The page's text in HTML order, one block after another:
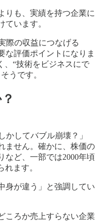
りも、実績を持つ企業に
ています。
際の収益につなげる
な評価ポイントになりま
、“技術をビジネスにで
うです。
してバブル崩壊？」
ません。確かに、株価の
など、一部では2000年頃
ます。
身が違う」と強調してい
ころか売上すらない企業